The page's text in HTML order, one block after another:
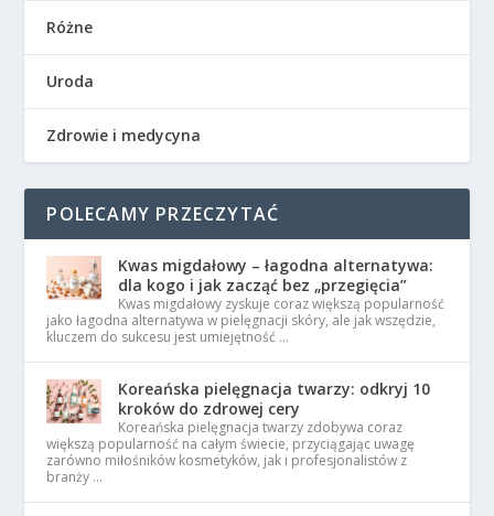
Różne
Uroda
Zdrowie i medycyna
POLECAMY PRZECZYTAĆ
Kwas migdałowy – łagodna alternatywa:
dla kogo i jak zacząć bez „przegięcia”
Kwas migdałowy zyskuje coraz większą popularność
jako łagodna alternatywa w pielęgnacji skóry, ale jak wszędzie,
kluczem do sukcesu jest umiejętność …
Koreańska pielęgnacja twarzy: odkryj 10
kroków do zdrowej cery
Koreańska pielęgnacja twarzy zdobywa coraz
większą popularność na całym świecie, przyciągając uwagę
zarówno miłośników kosmetyków, jak i profesjonalistów z
branży …